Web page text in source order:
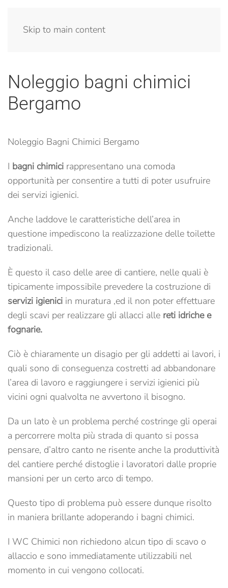
Skip to main content
Noleggio bagni chimici
Bergamo
Noleggio Bagni Chimici Bergamo
I bagni chimici rappresentano una comoda
opportunità per consentire a tutti di poter usufruire
dei servizi igienici.
Anche laddove le caratteristiche dell’area in
questione impediscono la realizzazione delle toilette
tradizionali.
È questo il caso delle aree di cantiere, nelle quali è
tipicamente impossibile prevedere la costruzione di
servizi igienici in muratura ,ed il non poter effettuare
degli scavi per realizzare gli allacci alle reti idriche e
fognarie.
Ciò è chiaramente un disagio per gli addetti ai lavori, i
quali sono di conseguenza costretti ad abbandonare
l’area di lavoro e raggiungere i servizi igienici più
vicini ogni qualvolta ne avvertono il bisogno.
Da un lato è un problema perché costringe gli operai
a percorrere molta più strada di quanto si possa
pensare, d’altro canto ne risente anche la produttività
del cantiere perché distoglie i lavoratori dalle proprie
mansioni per un certo arco di tempo.
Questo tipo di problema può essere dunque risolto
in maniera brillante adoperando i bagni chimici.
I WC Chimici non richiedono alcun tipo di scavo o
allaccio e sono immediatamente utilizzabili nel
momento in cui vengono collocati.